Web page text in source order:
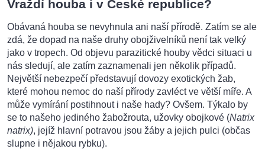
Vraždí houba i v České republice?
Obávaná houba se nevyhnula ani naší přírodě. Zatím se ale
zdá, že dopad na naše druhy obojživelníků není tak velký
jako v tropech. Od objevu parazitické houby vědci situaci u
nás sledují, ale zatím zaznamenali jen několik případů.
Největší nebezpečí představují dovozy exotických žab,
které mohou nemoc do naší přírody zavléct ve větší míře. A
může vymírání postihnout i naše hady? Ovšem. Týkalo by
se to našeho jediného žabožrouta, užovky obojkové (Natrix
natrix), jejíž hlavní potravou jsou žáby a jejich pulci (občas
slupne i nějakou rybku).